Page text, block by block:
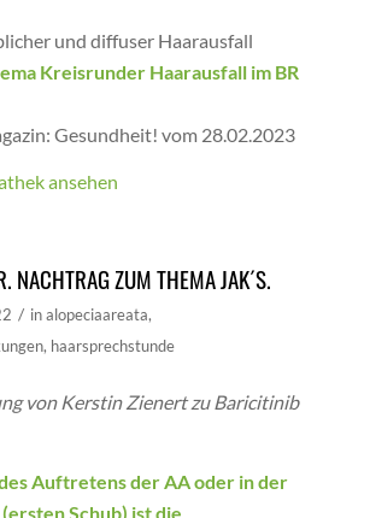
und diffuser Haarausfall
Kreisrunder Haarausfall im BR
Gesundheit! vom 28.02.2023
ansehen
NACHTRAG ZUM THEMA JAK´S.
/ inalopeciaareata,
, haarsprechstunde
von Kerstin Zienert zu Baricitinib
Auftretens der AA oder in der
Schub) ist die